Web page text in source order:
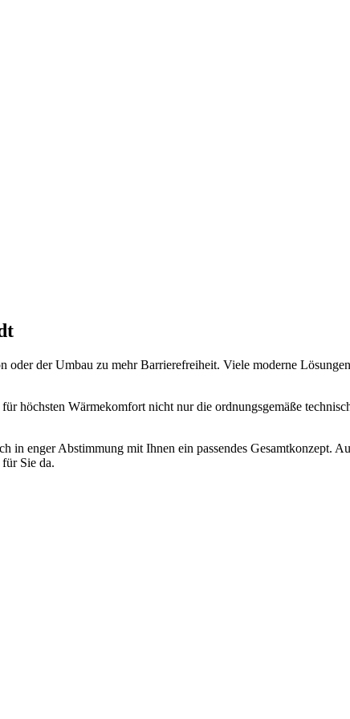
der Umbau zu mehr Barrierefreiheit. Viele moderne
höchsten Wärmekomfort nicht nur die ordnungsgemäße
enger Abstimmung mit Ihnen ein passendes Gesamtkonzept.
Sie da.